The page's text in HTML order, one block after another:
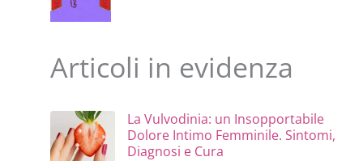
Articoli in evidenza
La Vulvodinia: un Insopportabile
Dolore Intimo Femminile. Sintomi,
Diagnosi e Cura